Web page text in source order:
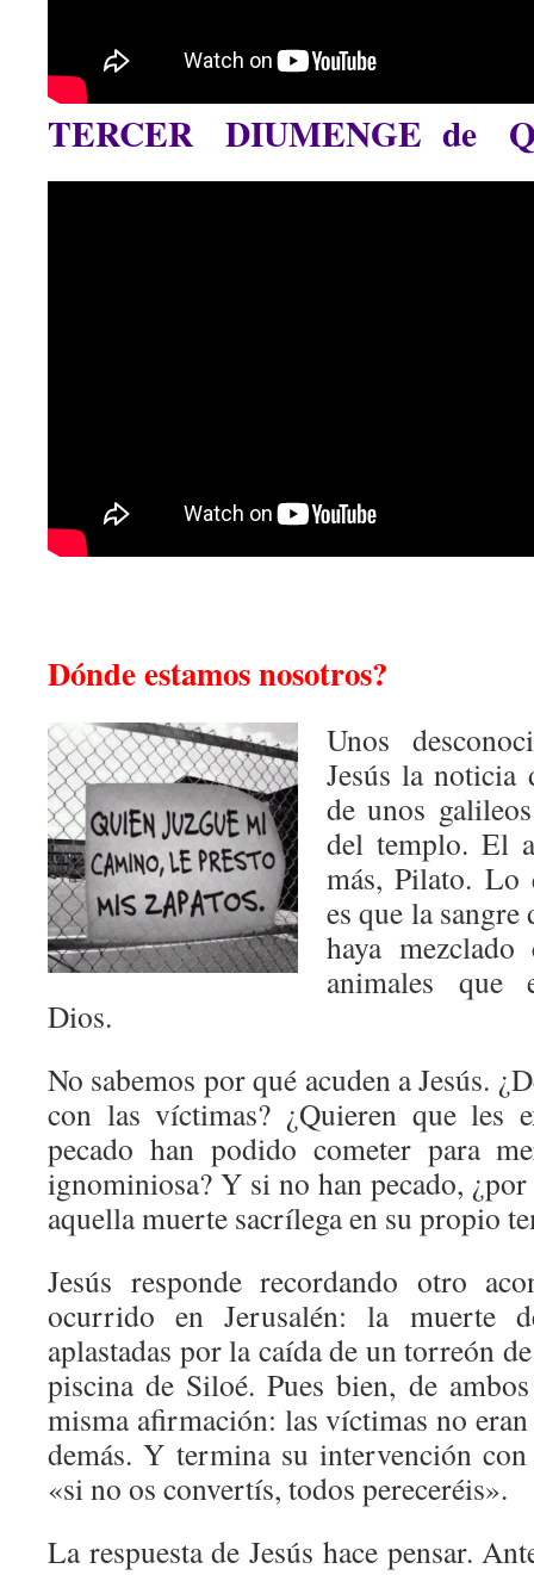
TERCER DIUMENGE de
Dónde estamos nosotros?
Unos
Jesús la noticia
de unos
del templo. El
más, Pilato. Lo
es que la
haya
animales que
Dios.
No sabemos por qué acuden a Jesús.
con las víctimas? ¿Quieren que les
pecado han podido cometer para
ignominiosa? Y si no han pecado,
aquella muerte sacrílega en su propio
Jesús responde recordando otro
ocurrido en Jerusalén: la muerte
aplastadas por la caída de un torreón
piscina de Siloé. Pues bien, de
misma afirmación: las víctimas no eran
demás. Y termina su intervención
«si no os convertís, todos pereceréis».
La respuesta de Jesús hace pensar.